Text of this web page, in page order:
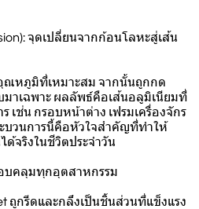
จุดเปลี่ยนจากก้อนโลหะสู่เส้น
ณหภูมิที่เหมาะสม จากนั้นถูกกด
าเฉพาะ ผลลัพธ์คือเส้นอลูมิเนียมที่
ช่น กรอบหน้าต่าง เฟรมเครื่องจักร
บวนการนี้คือหัวใจสำคัญที่ทำให้
ด้จริงในชีวิตประจำวัน
บคลุมทุกอุตสาหกรรม
ถูกรีดและกลึงเป็นชิ้นส่วนที่แข็งแรง